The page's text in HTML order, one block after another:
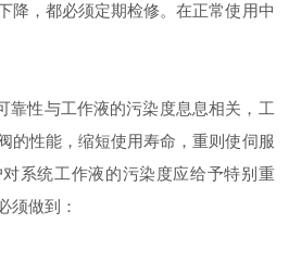
降，都必须定期检修。在正常使用中
性与工作液的污染度息息相关，工
的性能，缩短使用寿命，重则使伺服
系统工作液的污染度应给予特别重
须做到：